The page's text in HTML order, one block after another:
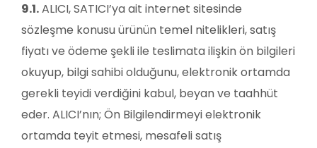
9.1.ALICI, SATICI’ya ait internet sitesinde
sözleşme konusu ürünün temel nitelikleri, satış
fiyatı ve ödeme şekli ile teslimata ilişkin ön bilgileri
okuyup, bilgi sahibi olduğunu, elektronik ortamda
gerekli teyidi verdiğini kabul, beyan ve taahhüt
eder. ALICI’nın; Ön Bilgilendirmeyi elektronik
ortamda teyit etmesi, mesafeli satış